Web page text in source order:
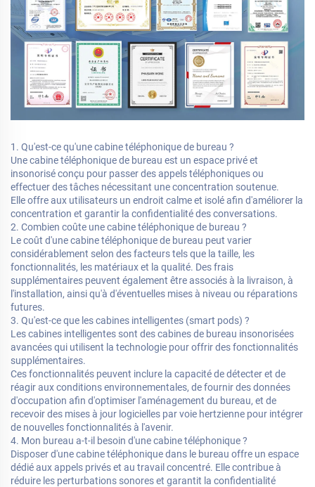
1. Qu'est-ce qu'une cabine téléphonique de bureau ?
Une cabine téléphonique de bureau est un espace privé et
insonorisé conçu pour passer des appels téléphoniques ou
effectuer des tâches nécessitant une concentration soutenue.
Elle offre aux utilisateurs un endroit calme et isolé afin d'améliorer la
concentration et garantir la confidentialité des conversations.
2. Combien coûte une cabine téléphonique de bureau ?
Le coût d'une cabine téléphonique de bureau peut varier
considérablement selon des facteurs tels que la taille, les
fonctionnalités, les matériaux et la qualité. Des frais
supplémentaires peuvent également être associés à la livraison, à
l'installation, ainsi qu'à d'éventuelles mises à niveau ou réparations
futures.
3. Qu'est-ce que les cabines intelligentes (smart pods) ?
Les cabines intelligentes sont des cabines de bureau insonorisées
avancées qui utilisent la technologie pour offrir des fonctionnalités
supplémentaires.
Ces fonctionnalités peuvent inclure la capacité de détecter et de
réagir aux conditions environnementales, de fournir des données
d'occupation afin d'optimiser l'aménagement du bureau, et de
recevoir des mises à jour logicielles par voie hertzienne pour intégrer
de nouvelles fonctionnalités à l'avenir.
4. Mon bureau a-t-il besoin d'une cabine téléphonique ?
Disposer d'une cabine téléphonique dans le bureau offre un espace
dédié aux appels privés et au travail concentré. Elle contribue à
réduire les perturbations sonores et garantit la confidentialité